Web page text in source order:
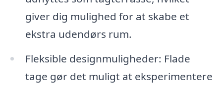
giver dig mulighed for at skabe et
ekstra udendørs rum.
Fleksible designmuligheder: Flade
tage gør det muligt at eksperimentere